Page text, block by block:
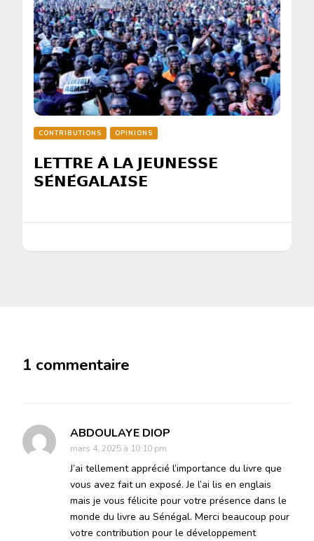
CONTRIBUTIONS OPINIONS
𝗟𝗘𝗧𝗧𝗥𝗘 𝗔̀ 𝗟𝗔 𝗝𝗘𝗨𝗡𝗘𝗦𝗦𝗘
𝗦𝗘́𝗡𝗘́𝗚𝗔𝗟𝗔𝗜𝗦𝗘
1 commentaire
ABDOULAYE DIOP
mars 4, 2025 à 10:10 pm
J’ai tellement apprécié l’importance du livre que
vous avez fait un exposé. Je l’ai lis en englais
mais je vous félicite pour votre présence dans le
monde du livre au Sénégal. Merci beaucoup pour
votre contribution pour le développement